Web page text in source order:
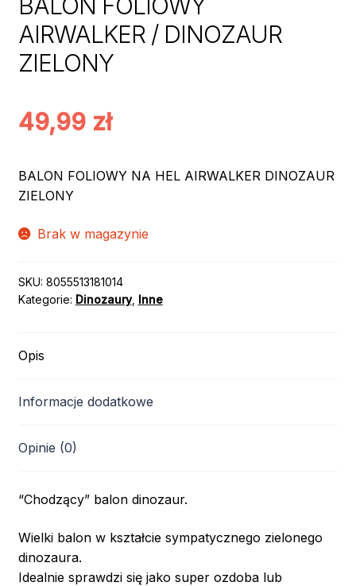
AIRWALKER / DINOZAUR
ZIELONY
49,99 zł
BALON FOLIOWY NA HEL AIRWALKER DINOZAUR
ZIELONY
Brak w magazynie
SKU: 8055513181014
Kategorie: Dinozaury, Inne
Opis
Informacje dodatkowe
Opinie (0)
“Chodzący” balon dinozaur.
Wielki balon w kształcie sympatycznego zielonego
dinozaura.
Idealnie sprawdzi się jako super ozdoba lub